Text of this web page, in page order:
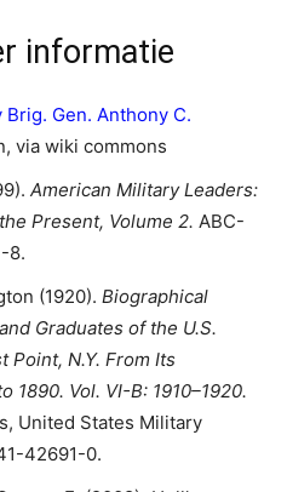
informatie
Brig. Gen. Anthony C.
via wiki commons
American Military Leaders:
Present, Volume 2. ABC-
8.
(1920). Biographical
Graduates of the U.S.
Point, N.Y. From Its
1890. Vol. VI-B: 1910–1920.
United States Military
42691-0.